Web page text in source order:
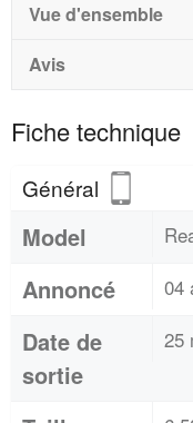
Vue d'ensemble
Avis
Fiche technique
Général
Model
Annoncé 04
Date de
sortie
25